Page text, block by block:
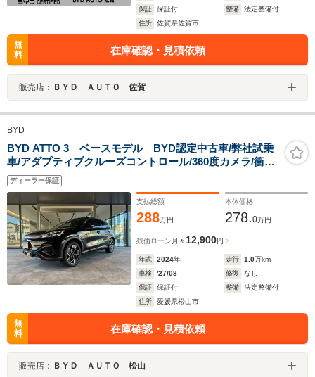
保証
保証付 整備
法定整備付
住所
佐賀県佐賀市
無
料
在庫確認・見積依頼
販売店： ＢＹＤ ＡＵＴＯ 佐賀
BYD
BYD ATTO 3 ベースモデル BYD認定中古車/弊社試乗
車/アダプティブクルーズコントロール/360度カメラ/衝突
軽減ブレーキ/AppleCarPlay/AndroidAuto/シートヒータ
ー/ETC/サンルーフ
ディーラー保証
支払総額
288万円
本体価格
278.0万円
残価ローン 月々 12,900円
年式 2024年 走行 1.0万km
車検
'27/08 修復
なし
保証
保証付 整備
法定整備付
住所
愛媛県松山市
無
料
在庫確認・見積依頼
販売店： ＢＹＤ ＡＵＴＯ 松山